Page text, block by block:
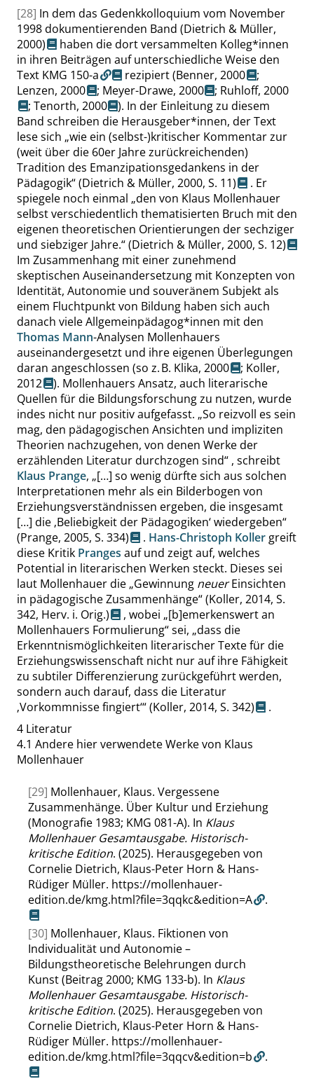
[28] In dem das Gedenkkolloquium vom November
1998 dokumentierenden Band (Dietrich & Müller,
2000)
haben die dort versammelten Kolleg*innen
in ihren Beiträgen auf unterschiedliche Weise den
Text KMG 150-a rezipiert (Benner, 2000
;
Lenzen, 2000
; Meyer-Drawe, 2000 ; Ruhloff, 2000
; Tenorth, 2000
). In der Einleitung zu diesem
Band schreiben die Herausgeber*innen, der Text
lese sich „wie ein (selbst-)kritischer Kommentar zur
(weit über die 60er Jahre zurückreichenden)
Tradition des Emanzipationsgedankens in der
Pädagogik“(Dietrich & Müller, 2000, S. 11)
. Er
spiegele noch einmal „den von Klaus Mollenhauer
selbst verschiedentlich thematisierten Bruch mit den
eigenen theoretischen Orientierungen der sechziger
und siebziger Jahre.“(Dietrich & Müller, 2000, S. 12)
Im Zusammenhang mit einer zunehmend
skeptischen Auseinandersetzung mit Konzepten von
Identität, Autonomie und souveränem Subjekt als
einem Fluchtpunkt von Bildung haben sich auch
danach viele Allgemeinpädagog*innen mit den
Thomas Mann-Analysen Mollenhauers
auseinandergesetzt und ihre eigenen Überlegungen
daran angeschlossen (so z. B. Klika, 2000 ; Koller,
2012
). Mollenhauers Ansatz, auch literarische
Quellen für die Bildungsforschung zu nutzen, wurde
indes nicht nur positiv aufgefasst. „So reizvoll es sein
mag, den pädagogischen Ansichten und impliziten
Theorien nachzugehen, von denen Werke der
erzählenden Literatur durchzogen sind“ , schreibt
Klaus Prange, „[…] so wenig dürfte sich aus solchen
Interpretationen mehr als ein Bilderbogen von
Erziehungsverständnissen ergeben, die insgesamt
[…] die ‚Beliebigkeit der Pädagogiken‘wiedergeben“
(Prange, 2005, S. 334) . Hans-Christoph Kollergreift
diese Kritik Pranges auf und zeigt auf, welches
Potential in literarischen Werken steckt. Dieses sei
laut Mollenhauer die „Gewinnung neuerEinsichten
in pädagogische Zusammenhänge“(Koller, 2014, S.
342, Herv. i. Orig.) , wobei „[b]emerkenswert an
Mollenhauers Formulierung“sei, „dass die
Erkenntnismöglichkeiten literarischer Texte für die
Erziehungswissenschaft nicht nur auf ihre Fähigkeit
zu subtiler Differenzierung zurückgeführt werden,
sondern auch darauf, dass die Literatur
‚Vorkommnisse fingiert‘“(Koller, 2014, S. 342)
.
4 Literatur
4.1 Andere hier verwendete Werke von Klaus
Mollenhauer
[29] Mollenhauer, Klaus. Vergessene
Zusammenhänge. Über Kultur und Erziehung
(Monografie 1983; KMG 081-A). In Klaus
Mollenhauer Gesamtausgabe. Historisch-
kritische Edition. (2025). Herausgegeben von
Cornelie Dietrich, Klaus-Peter Horn & Hans-
Rüdiger Müller. https://mollenhauer-
edition.de/kmg.html?file=3qqkc&edition=A
.
[30] Mollenhauer, Klaus. Fiktionen von
Individualität und Autonomie –
Bildungstheoretische Belehrungen durch
Kunst (Beitrag 2000; KMG 133-b). In Klaus
Mollenhauer Gesamtausgabe. Historisch-
kritische Edition. (2025). Herausgegeben von
Cornelie Dietrich, Klaus-Peter Horn & Hans-
Rüdiger Müller. https://mollenhauer-
edition.de/kmg.html?file=3qqcv&edition=b
.